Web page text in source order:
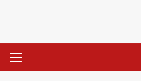
content
Menu